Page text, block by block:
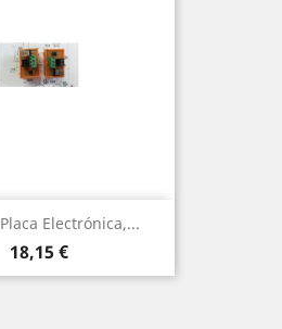
Placa Electrónica,...
Precio
18,15 €